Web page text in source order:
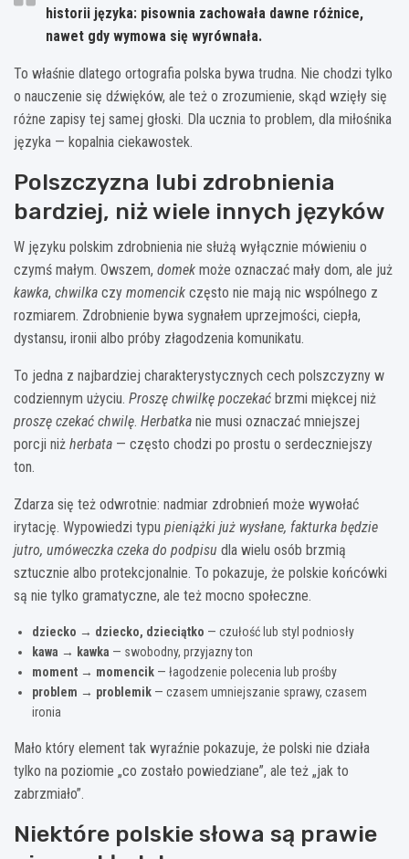
historii języka: pisownia zachowała dawne różnice,
nawet gdy wymowa się wyrównała.
To właśnie dlatego ortografia polska bywa trudna. Nie chodzi tylko
o nauczenie się dźwięków, ale też o zrozumienie, skąd wzięły się
różne zapisy tej samej głoski. Dla ucznia to problem, dla miłośnika
języka — kopalnia ciekawostek.
Polszczyzna lubi zdrobnienia
bardziej, niż wiele innych języków
W języku polskim zdrobnienia nie służą wyłącznie mówieniu o
czymś małym. Owszem, domek może oznaczać mały dom, ale już
kawka, chwilka czy momencik często nie mają nic wspólnego z
rozmiarem. Zdrobnienie bywa sygnałem uprzejmości, ciepła,
dystansu, ironii albo próby złagodzenia komunikatu.
To jedna z najbardziej charakterystycznych cech polszczyzny w
codziennym użyciu. Proszę chwilkę poczekać brzmi miękcej niż
proszę czekać chwilę. Herbatka nie musi oznaczać mniejszej
porcji niż herbata — często chodzi po prostu o serdeczniejszy
ton.
Zdarza się też odwrotnie: nadmiar zdrobnień może wywołać
irytację. Wypowiedzi typu pieniążki już wysłane, fakturka będzie
jutro, umóweczka czeka do podpisu dla wielu osób brzmią
sztucznie albo protekcjonalnie. To pokazuje, że polskie końcówki
są nie tylko gramatyczne, ale też mocno społeczne.
dziecko → dziecko, dzieciątko — czułość lub styl podniosły
kawa → kawka — swobodny, przyjazny ton
moment → momencik — łagodzenie polecenia lub prośby
problem → problemik — czasem umniejszanie sprawy, czasem
ironia
Mało który element tak wyraźnie pokazuje, że polski nie działa
tylko na poziomie „co zostało powiedziane”, ale też „jak to
zabrzmiało”.
Niektóre polskie słowa są prawie